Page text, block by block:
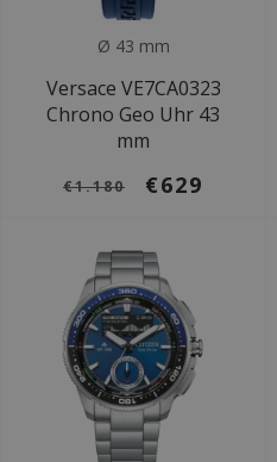
Ø 43 mm
Versace VE7CA0323
Chrono Geo Uhr 43
mm
€1.180 €629